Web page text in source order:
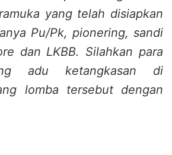
yang telah disiapkan
Pu/Pk, pionering, sandi
dan LKBB. Silahkan para
adu ketangkasan di
lomba tersebut dengan